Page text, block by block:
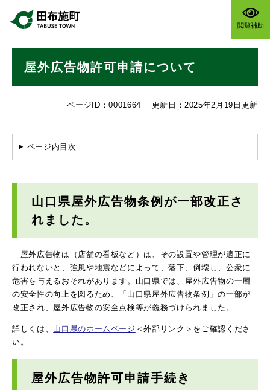
閲覧補助
屋外広告物許可申請について
ページID：0001664 更新日：2025年2月19日更新
ページ内目次
山口県屋外広告物条例が一部改正さ
れました。
屋外広告物は（店舗の看板など）は、その設置や管理が適正に
行われないと、強風や地震などによって、落下、倒壊し、公衆に
危害を与えるおそれがあります。山口県では、屋外広告物の一層
の安全性の向上を図るため、「山口県屋外広告物条例」の一部が
改正され、屋外広告物の安全点検等が義務づけられました。
詳しくは、 山口県のホームページ ＜外部リンク＞ をご確認くださ
い。
屋外広告物許可申請手続き